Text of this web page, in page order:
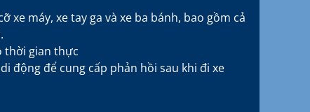
xe máy, xe tay ga và xe ba bánh, bao gồm cả
thời gian thực
động để cung cấp phản hồi sau khi đi xe